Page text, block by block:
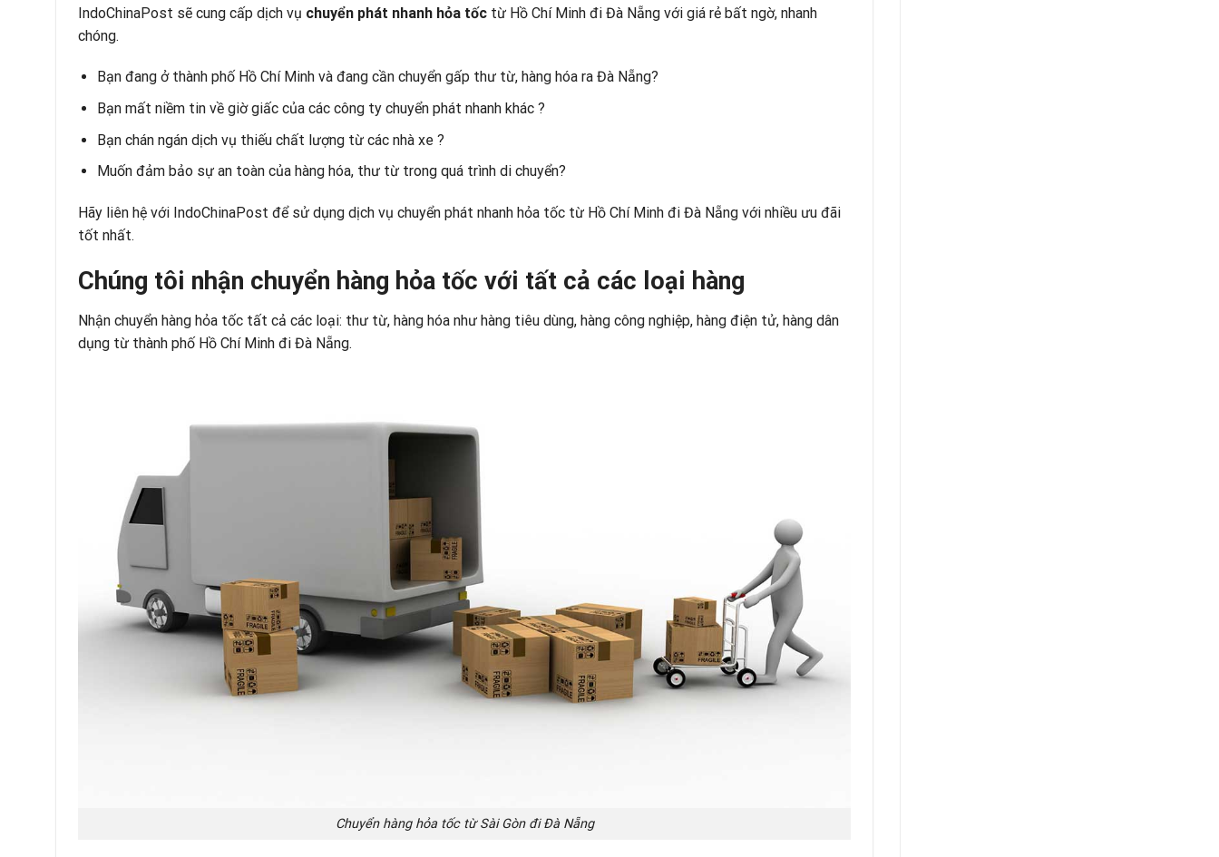
IndoChinaPost sẽ cung cấp dịch vụ chuyển phát nhanh hỏa tốc từ Hồ Chí Minh đi Đà Nẵng với giá rẻ bất ngờ, nhanh
chóng.
Bạn đang ở thành phố Hồ Chí Minh và đang cần chuyển gấp thư từ, hàng hóa ra Đà Nẵng?
Bạn mất niềm tin về giờ giấc của các công ty chuyển phát nhanh khác ?
Bạn chán ngán dịch vụ thiếu chất lượng từ các nhà xe ?
Muốn đảm bảo sự an toàn của hàng hóa, thư từ trong quá trình di chuyển?
Hãy liên hệ với IndoChinaPost để sử dụng dịch vụ chuyển phát nhanh hỏa tốc từ Hồ Chí Minh đi Đà Nẵng với nhiều ưu đãi
tốt nhất.
Chúng tôi nhận chuyển hàng hỏa tốc với tất cả các loại hàng
Nhận chuyển hàng hỏa tốc tất cả các loại: thư từ, hàng hóa như hàng tiêu dùng, hàng công nghiệp, hàng điện tử, hàng dân
dụng từ thành phố Hồ Chí Minh đi Đà Nẵng.
Chuyển hàng hỏa tốc từ Sài Gòn đi Đà Nẵng